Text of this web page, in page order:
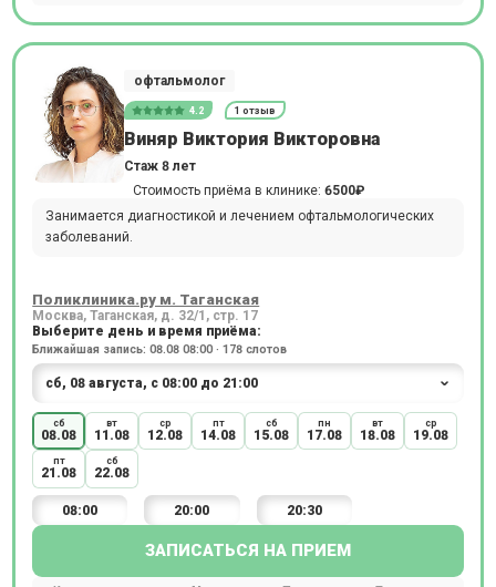
офтальмолог
4.2 1 отзыв
Виняр Виктория Викторовна
Стаж 8 лет
Стоимость приёма в клинике: 6500₽
Занимается диагностикой и лечением офтальмологических
заболеваний.
Поликлиника.ру м. Таганская
Москва, Таганская, д. 32/1, стр. 17
Выберите день и время приёма:
Ближайшая запись: 08.08 08:00 · 178 слотов
сб
08.08
вт
11.08
ср
12.08
пт
14.08
сб
15.08
пн
17.08
вт
18.08
ср
19.08
пт
21.08
сб
22.08
08:00 20:00 20:30
ЗАПИСАТЬСЯ НА ПРИЕМ